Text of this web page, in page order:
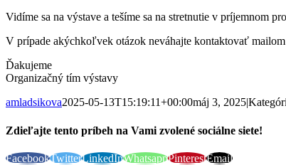
Vidíme sa na výstave a tešíme sa na stretnutie v príjemnom
V prípade akýchkoľvek otázok neváhajte kontaktovať
Ďakujeme
Organizačný tím výstavy
amladsikova2025-05-13T15:19:11+00:00máj 3, 2025|
Zdieľajte tento príbeh na Vami zvolené sociálne siete!
FacebookTwitterLinkedInWhatsappPinterestEmail